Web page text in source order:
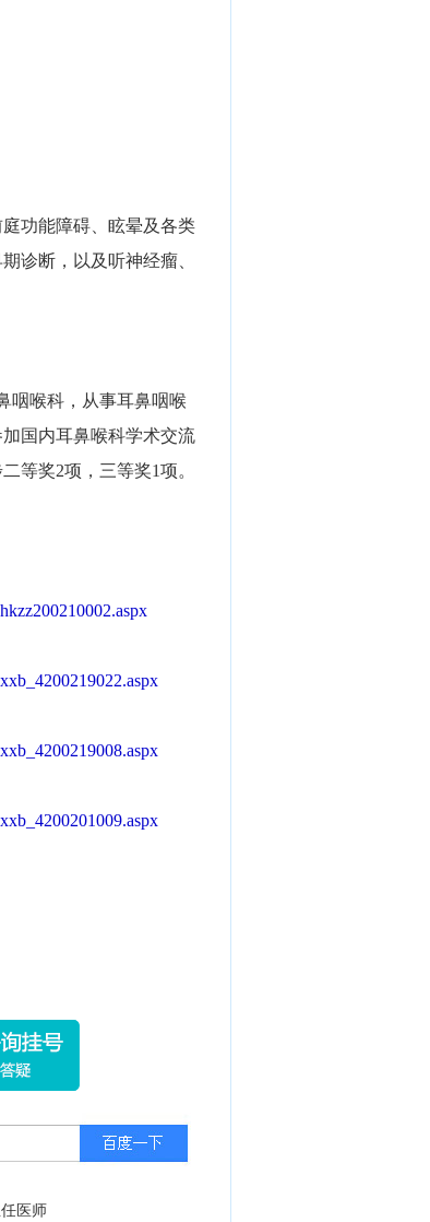
功能障碍、眩晕及各类
诊断，以及听神经瘤、
咽喉科，从事耳鼻咽喉
国内耳鼻喉科学术交流
等奖2项，三等奖1项。
医师